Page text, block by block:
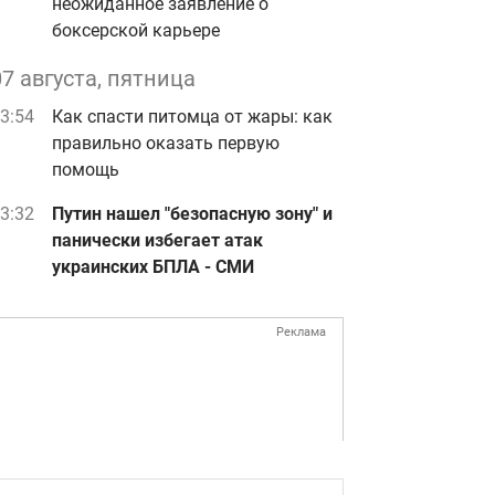
боксерской карьере
августа, пятница
Как спасти питомца от жары: как
правильно оказать первую
помощь
Путин нашел "безопасную зону" и
панически избегает атак
украинских БПЛА - СМИ
Реклама